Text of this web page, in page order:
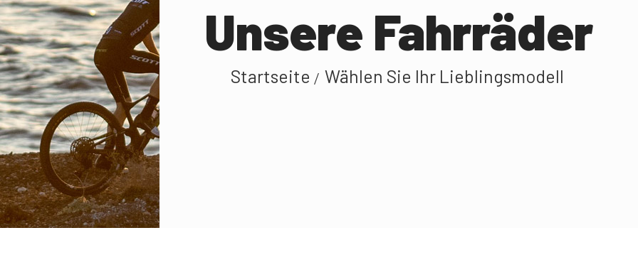
Unsere Fahrräder
Startseite Wählen Sie Ihr Lieblingsmodell